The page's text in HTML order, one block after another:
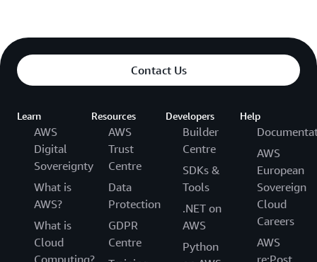
Contact Us
Learn
AWS
Digital
Sovereignty
What is
AWS?
What is
Cloud
Computing?
Resources
AWS
Trust
Centre
Data
Protection
GDPR
Centre
Developers
Builder
Centre
SDKs &
Tools
.NET on
AWS
Python
Help
AWS
European
Sovereign
Cloud
Careers
AWS
re:Post